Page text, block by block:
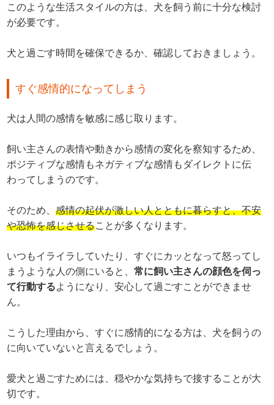
このような生活スタイルの方は、犬を飼う前に十分な検討
が必要です。
犬と過ごす時間を確保できるか、確認しておきましょう。
すぐ感情的になってしまう
犬は人間の感情を敏感に感じ取ります。
飼い主さんの表情や動きから感情の変化を察知するため、
ポジティブな感情もネガティブな感情もダイレクトに伝
わってしまうのです。
そのため、感情の起伏が激しい人とともに暮らすと、不安
や恐怖を感じさせることが多くなります。
いつもイライラしていたり、すぐにカッとなって怒ってし
まうような人の側にいると、常に飼い主さんの顔色を伺っ
て行動するようになり、安心して過ごすことができませ
ん。
こうした理由から、すぐに感情的になる方は、犬を飼うの
に向いていないと言えるでしょう。
愛犬と過ごすためには、穏やかな気持ちで接することが大
切です。